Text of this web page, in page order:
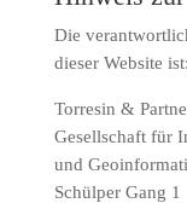
Die
dieser Website ist:
Torresin &
Gesellschaft für
und
Schülper Gang 1